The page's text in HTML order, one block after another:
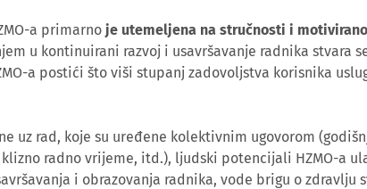
a primarno je utemeljena na stručnosti i
u kontinuirani razvoj i usavršavanje radnika stvara
a postići što viši stupanj zadovoljstva korisnika
uz rad, koje su uređene kolektivnim ugovorom
radno vrijeme, itd.), ljudski potencijali HZMO-a
i obrazovanja radnika, vode brigu o zdravlju